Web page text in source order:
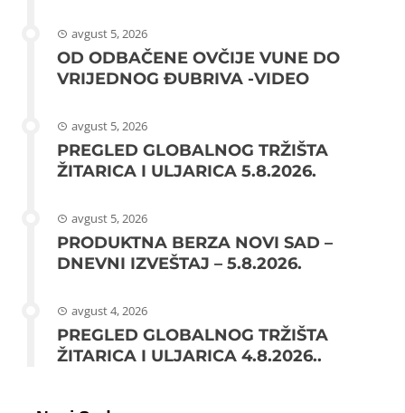
avgust 5, 2026
OD ODBAČENE OVČIJE VUNE DO
VRIJEDNOG ĐUBRIVA -VIDEO
avgust 5, 2026
PREGLED GLOBALNOG TRŽIŠTA
ŽITARICA I ULJARICA 5.8.2026.
avgust 5, 2026
PRODUKTNA BERZA NOVI SAD –
DNEVNI IZVEŠTAJ – 5.8.2026.
avgust 4, 2026
PREGLED GLOBALNOG TRŽIŠTA
ŽITARICA I ULJARICA 4.8.2026..